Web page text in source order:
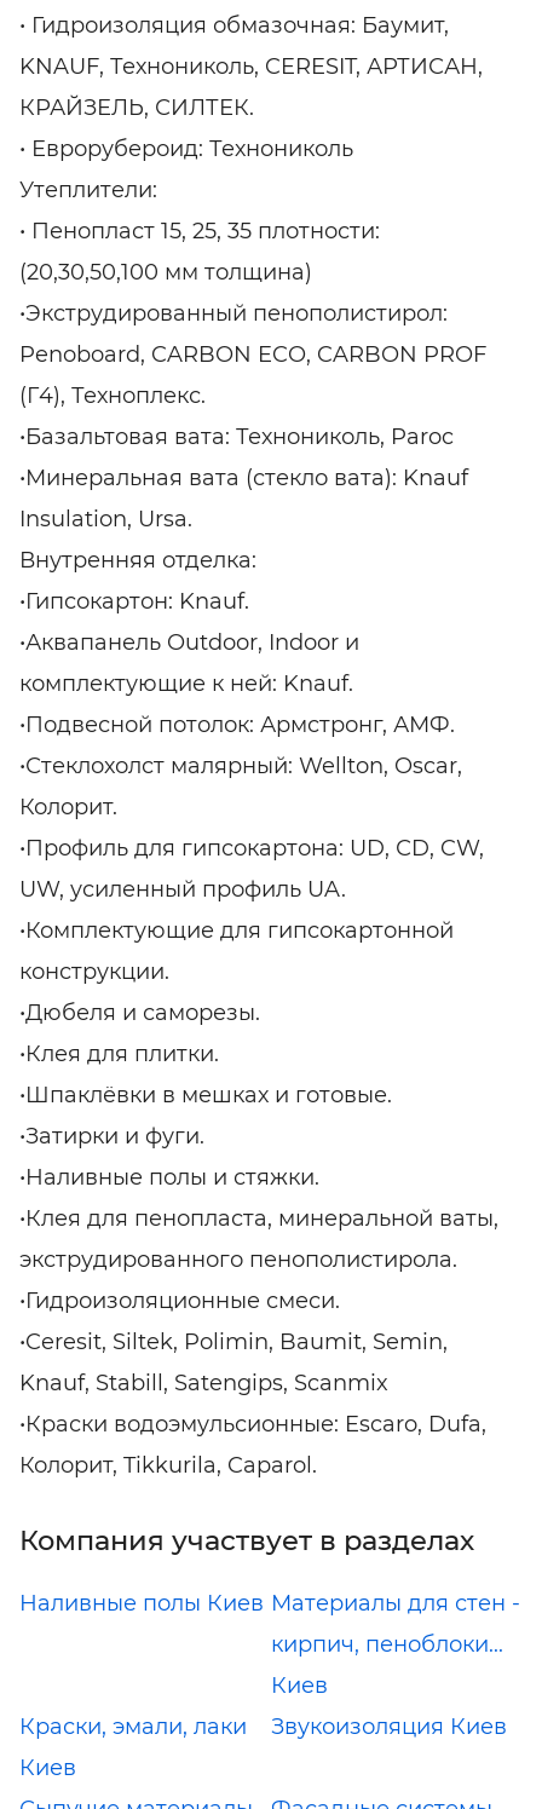
• Гидроизоляция обмазочная: Баумит,
KNAUF, Технониколь, CERESIT, АРТИСАН,
КРАЙЗЕЛЬ, СИЛТЕК.
• Еврорубероид: Технониколь
Утеплители:
• Пенопласт 15, 25, 35 плотности:
(20,30,50,100 мм толщина)
•Экструдированный пенополистирол:
Penoboard, CARBON ECO, CARBON PROF
(Г4), Техноплекс.
•Базальтовая вата: Технониколь, Paroc
•Минеральная вата (стекло вата): Knauf
Insulation, Ursa.
Внутренняя отделка:
•Гипсокартон: Knauf.
•Аквапанель Outdoor, Indoor и
комплектующие к ней: Knauf.
•Подвесной потолок: Армстронг, АМФ.
•Стеклохолст малярный: Wellton, Oscar,
Колорит.
•Профиль для гипсокартона: UD, СD, CW,
UW, усиленный профиль UA.
•Комплектующие для гипсокартонной
конструкции.
•Дюбеля и саморезы.
•Клея для плитки.
•Шпаклёвки в мешках и готовые.
•Затирки и фуги.
•Наливные полы и стяжки.
•Клея для пенопласта, минеральной ваты,
экструдированного пенополистирола.
•Гидроизоляционные смеси.
•Ceresit, Siltek, Polimin, Baumit, Semin,
Knauf, Stabill, Satengips, Scanmix
•Краски водоэмульсионные: Escaro, Dufa,
Колорит, Tikkurila, Caparol.
Компания участвует в разделах
Наливные полы Киев Материалы для стен -
кирпич, пеноблоки...
Киев
Краски, эмали, лаки
Киев
Звукоизоляция Киев